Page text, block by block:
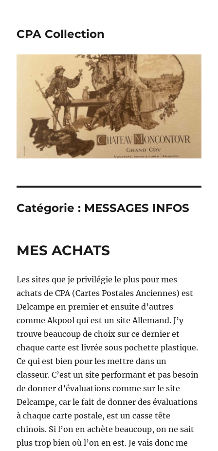
CPA Collection
Catégorie : MESSAGES INFOS
MES ACHATS
Les sites que je privilégie le plus pour mes
achats de CPA (Cartes Postales Anciennes) est
Delcampe en premier et ensuite d’autres
comme Akpool qui est un site Allemand. J’y
trouve beaucoup de choix sur ce dernier et
chaque carte est livrée sous pochette plastique.
Ce qui est bien pour les mettre dans un
classeur. C’est un site performant et pas besoin
de donner d’évaluations comme sur le site
Delcampe, car le fait de donner des évaluations
à chaque carte postale, est un casse tête
chinois. Si l’on en achète beaucoup, on ne sait
plus trop bien où l’on en est. Je vais donc me